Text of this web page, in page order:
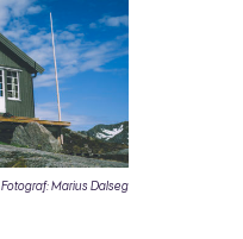
Fotograf: Marius Dalseg